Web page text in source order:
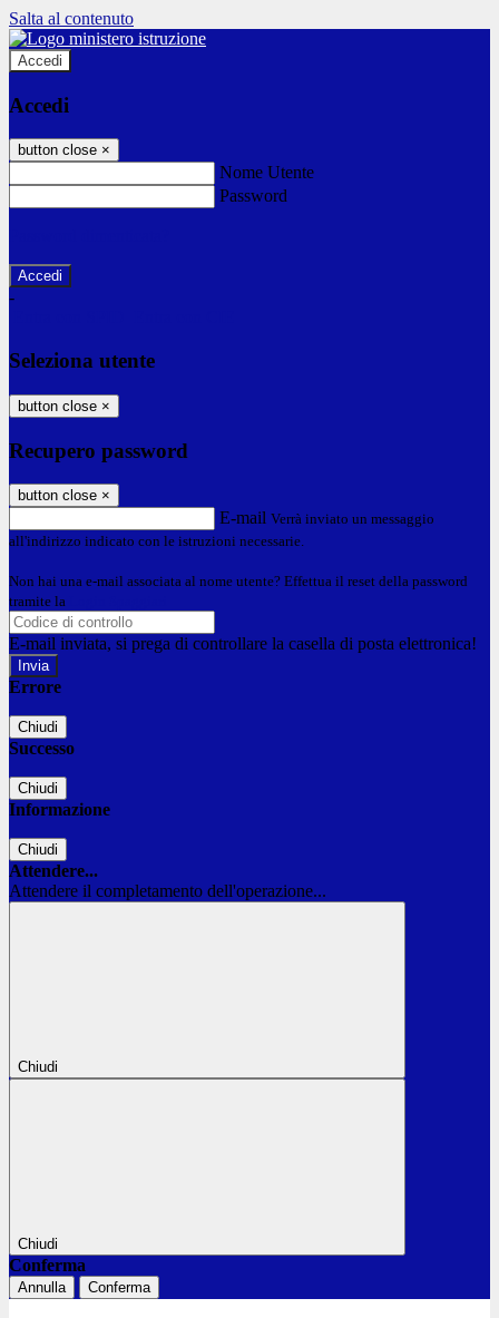
Salta al contenuto
Accedi
Accedi
button close ×
Nome Utente
Password
-
Seleziona utente
button close ×
Recupero password
button close ×
E-mail Verrà inviato un messaggio
all'indirizzo indicato con le istruzioni necessarie.
Non hai una e-mail associata al nome utente? Effettua il reset della password
tramite la
E-mail inviata, si prega di controllare la casella di posta elettronica!
Errore
Chiudi
Successo
Chiudi
Informazione
Chiudi
Attendere...
Attendere il completamento dell'operazione...
Chiudi
Chiudi
Conferma
Annulla Conferma